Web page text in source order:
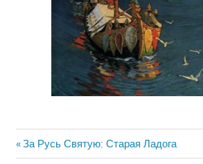
Previous
За Русь Святую: Старая Ладога